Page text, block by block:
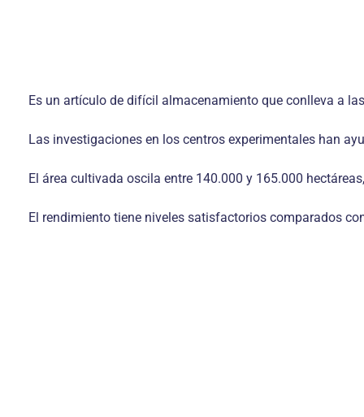
Es un artículo de difícil almacenamiento que conlleva a
Las investigaciones en los centros experimentales han
El área cultivada oscila entre 140.000 y 165.000
El rendimiento tiene niveles satisfactorios comparados